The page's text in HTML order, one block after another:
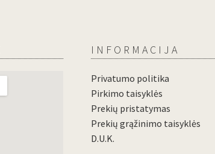
INFORMACIJA
Privatumo politika
Pirkimo taisyklės
Prekių pristatymas
Prekių grąžinimo taisyklės
D.U.K.